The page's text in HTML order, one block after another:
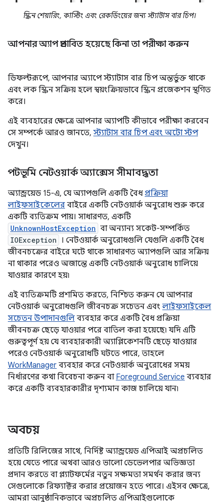
স্ক্রিন শেয়ারিং, কাস্টিং এবং রেকর্ডিংয়ের জন্য স্ট্যাটাস বার চিপ।
আপনার অ্যাপ প্রভাবিত হয়েছে কিনা তা পরীক্ষা করুন
ডিফল্টরূপে, আপনার অ্যাপে স্ট্যাটাস বার চিপ অন্তর্ভুক্ত থাকে
এবং লক স্ক্রিন সক্রিয় হলে স্বয়ংক্রিয়ভাবে স্ক্রিন প্রজেকশন স্থগিত
করে।
এই ব্যবহারের ক্ষেত্রে আপনার অ্যাপটি কীভাবে পরীক্ষা করবেন
সে সম্পর্কে আরও জানতে,স্ট্যাটাস বার চিপ এবং অটো স্টপ
দেখুন।
পটভূমি নেটওয়ার্ক অ্যাক্সেস সীমাবদ্ধতা
অ্যান্ড্রয়েড 15-এ, যে অ্যাপগুলি একটি বৈধপ্রক্রিয়া
লাইফসাইকেলের বাইরে একটি নেটওয়ার্ক অনুরোধ শুরু করে
একটি ব্যতিক্রম পায়। সাধারণত, একটি
UnknownHostException বা অন্যান্য সকেট-সম্পর্কিত
IOException
। নেটওয়ার্ক অনুরোধগুলি যেগুলি একটি বৈধ
জীবনচক্রের বাইরে ঘটে থাকে সাধারণত অ্যাপগুলি আর সক্রিয়
না থাকার পরেও অজান্তে একটি নেটওয়ার্ক অনুরোধ চালিয়ে
যাওয়ার কারণে হয়৷
এই ব্যতিক্রমটি প্রশমিত করতে, নিশ্চিত করুন যে আপনার
নেটওয়ার্ক অনুরোধগুলি জীবনচক্র সচেতন এবং লাইফসাইকেল
সচেতন উপাদানগুলি ব্যবহার করে একটি বৈধ প্রক্রিয়া
জীবনচক্র ছেড়ে যাওয়ার পরে বাতিল করা হয়েছে৷ যদি এটি
গুরুত্বপূর্ণ হয় যে ব্যবহারকারী অ্যাপ্লিকেশনটি ছেড়ে যাওয়ার
পরেও নেটওয়ার্ক অনুরোধটি ঘটতে পারে, তাহলে
WorkManager ব্যবহার করে নেটওয়ার্ক অনুরোধের সময়
নির্ধারণের কথা বিবেচনা করুন বা Foreground Service ব্যবহার
করে একটি ব্যবহারকারীর দৃশ্যমান কাজ চালিয়ে যান৷
অবচয়
প্রতিটি রিলিজের সাথে, নির্দিষ্ট অ্যান্ড্রয়েড এপিআই অপ্রচলিত
হয়ে যেতে পারে অথবা আরও ভালো ডেভেলপার অভিজ্ঞতা
প্রদান করতে বা প্ল্যাটফর্মের নতুন সক্ষমতা সমর্থন করার জন্য
সেগুলোকে রিফ্যাক্টর করার প্রয়োজন হতে পারে। এইসব ক্ষেত্রে,
আমরা আনুষ্ঠানিকভাবে অপ্রচলিত এপিআইগুলোকে